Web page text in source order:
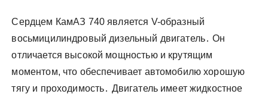
Сердцем КамАЗ 740 является V-образный
восьмицилиндровый дизельный двигатель․ Он
отличается высокой мощностью и крутящим
моментом, что обеспечивает автомобилю хорошую
тягу и проходимость․ Двигатель имеет жидкостное